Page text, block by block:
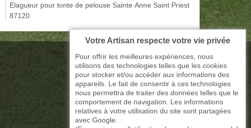
Elagueur pour tonte de pelouse Sainte Anne Saint Priest
87120
Votre Artisan respecte votre vie privée
Pour offrir les meilleures expériences, nous
utilisons des technologies telles que les cookies
pour stocker et/ou accéder aux informations des
appareils. Le fait de consentir à ces technologies
nous permettra de traiter des données telles que le
comportement de navigation. Les informations
relatives à votre utilisation du site sont partagées
avec Google.